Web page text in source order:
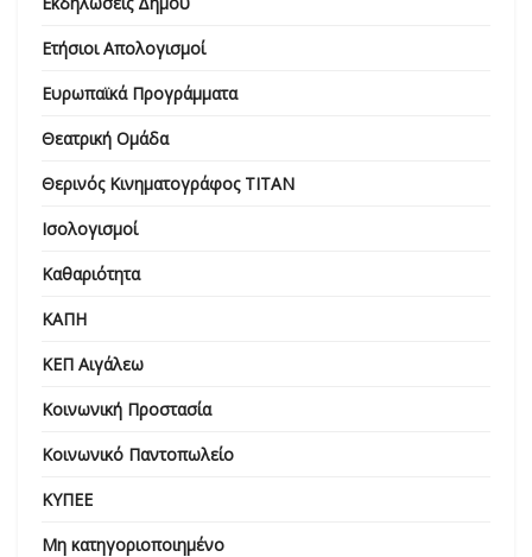
Ετήσιοι Απολογισμοί
Ευρωπαϊκά Προγράμματα
Θεατρική Ομάδα
Θερινός Κινηματογράφος ΤΙΤΑΝ
Ισολογισμοί
Καθαριότητα
ΚΑΠΗ
ΚΕΠ Αιγάλεω
Κοινωνική Προστασία
Κοινωνικό Παντοπωλείο
ΚΥΠΕΕ
Μη κατηγοριοποιημένο